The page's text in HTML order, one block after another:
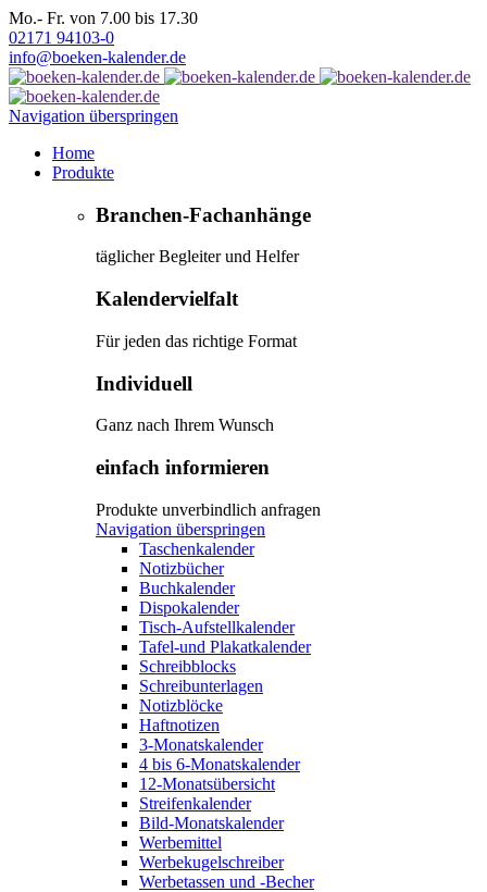
Mo.- Fr. von 7.00 bis 17.30
02171 94103-0
info@boeken-kalender.de
Navigation überspringen
Home
Produkte
Branchen-Fachanhänge
täglicher Begleiter und Helfer
Kalendervielfalt
Für jeden das richtige Format
Individuell
Ganz nach Ihrem Wunsch
einfach informieren
Produkte unverbindlich anfragen
Navigation überspringen
Taschenkalender
Notizbücher
Buchkalender
Dispokalender
Tisch-Aufstellkalender
Tafel-und Plakatkalender
Schreibblocks
Schreibunterlagen
Notizblöcke
Haftnotizen
3-Monatskalender
4 bis 6-Monatskalender
12-Monatsübersicht
Streifenkalender
Bild-Monatskalender
Werbemittel
Werbekugelschreiber
Werbetassen und -Becher